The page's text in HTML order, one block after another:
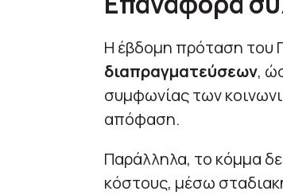
Η έβδομη πρόταση του
διαπραγματεύσεων,
συμφωνίας των
απόφαση.
Παράλληλα, το κόμμα
κόστους, μέσω